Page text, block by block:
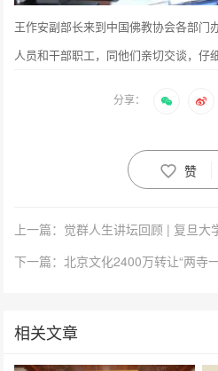
王作安副部长来到中国佛教协会各部门
人员和干部职工，同他们亲切交谈，仔
分享：
赞
下一篇：北京文化2400万转让“两寺
相关文章